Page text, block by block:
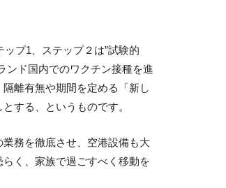
プ1、ステップ２は”試験的
ンド国内でのワクチン接種を進
離有無や期間を定める「新し
する、というものです。
務を徹底させ、空港設備も大
く、家族で過ごすべく移動を